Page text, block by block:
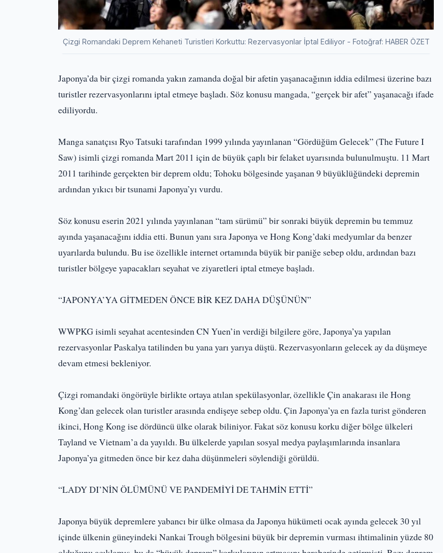
Çizgi Romandaki Deprem Kehaneti Turistleri Korkuttu: Rezervasyonlar İptal Ediliyor - Fotoğraf: HABER ÖZET
Japonya’da bir çizgi romanda yakın zamanda doğal bir afetin yaşanacağının iddia edilmesi üzerine bazı
turistler rezervasyonlarını iptal etmeye başladı. Söz konusu mangada, “gerçek bir afet” yaşanacağı ifade
ediliyordu.
Manga sanatçısı Ryo Tatsuki tarafından 1999 yılında yayınlanan “Gördüğüm Gelecek” (The Future I
Saw) isimli çizgi romanda Mart 2011 için de büyük çaplı bir felaket uyarısında bulunulmuştu. 11 Mart
2011 tarihinde gerçekten bir deprem oldu; Tohoku bölgesinde yaşanan 9 büyüklüğündeki depremin
ardından yıkıcı bir tsunami Japonya’yı vurdu.
Söz konusu eserin 2021 yılında yayınlanan “tam sürümü” bir sonraki büyük depremin bu temmuz
ayında yaşanacağını iddia etti. Bunun yanı sıra Japonya ve Hong Kong’daki medyumlar da benzer
uyarılarda bulundu. Bu ise özellikle internet ortamında büyük bir paniğe sebep oldu, ardından bazı
turistler bölgeye yapacakları seyahat ve ziyaretleri iptal etmeye başladı.
“JAPONYA’YA GİTMEDEN ÖNCE BİR KEZ DAHA DÜŞÜNÜN”
WWPKG isimli seyahat acentesinden CN Yuen’in verdiği bilgilere göre, Japonya’ya yapılan
rezervasyonlar Paskalya tatilinden bu yana yarı yarıya düştü. Rezervasyonların gelecek ay da düşmeye
devam etmesi bekleniyor.
Çizgi romandaki öngörüyle birlikte ortaya atılan spekülasyonlar, özellikle Çin anakarası ile Hong
Kong’dan gelecek olan turistler arasında endişeye sebep oldu. Çin Japonya’ya en fazla turist gönderen
ikinci, Hong Kong ise dördüncü ülke olarak biliniyor. Fakat söz konusu korku diğer bölge ülkeleri
Tayland ve Vietnam’a da yayıldı. Bu ülkelerde yapılan sosyal medya paylaşımlarında insanlara
Japonya’ya gitmeden önce bir kez daha düşünmeleri söylendiği görüldü.
“LADY DI’NİN ÖLÜMÜNÜ VE PANDEMİYİ DE TAHMİN ETTİ”
Japonya büyük depremlere yabancı bir ülke olmasa da Japonya hükümeti ocak ayında gelecek 30 yıl
içinde ülkenin güneyindeki Nankai Trough bölgesini büyük bir depremin vurması ihtimalinin yüzde 80